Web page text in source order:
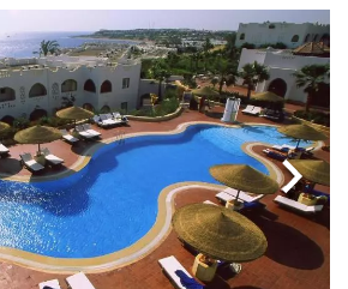
قبلی